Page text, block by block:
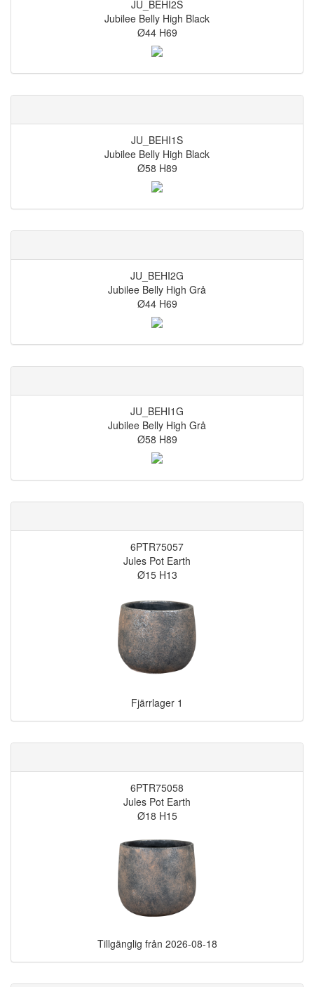
JU_BEHI2S
Jubilee Belly High Black
Ø44 H69
JU_BEHI1S
Jubilee Belly High Black
Ø58 H89
JU_BEHI2G
Jubilee Belly High Grå
Ø44 H69
JU_BEHI1G
Jubilee Belly High Grå
Ø58 H89
6PTR75057
Jules Pot Earth
Ø15 H13
Fjärrlager 1
6PTR75058
Jules Pot Earth
Ø18 H15
Tillgänglig från 2026-08-18